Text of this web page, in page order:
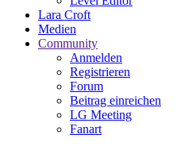
Lara Croft
Medien
Community
Anmelden
Registrieren
Forum
Beitrag einreichen
LG Meeting
Fanart